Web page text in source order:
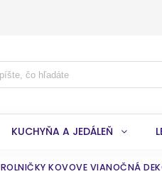
KUCHYŇA A JEDÁLEŇ
ROLNIČKY KOVOVE VIANOČNÁ